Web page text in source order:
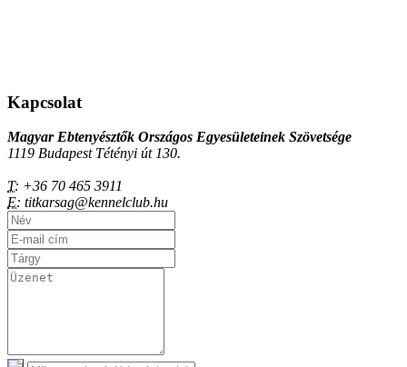
Kapcsolat
Magyar Ebtenyésztők Országos Egyesületeinek Szövetsége
1119 Budapest Tétényi út 130.
T: +36 70 465 3911
E: titkarsag@kennelclub.hu